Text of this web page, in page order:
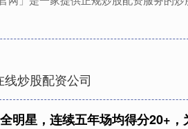
线炒股配资公司
明星，连续五年场均得分20+